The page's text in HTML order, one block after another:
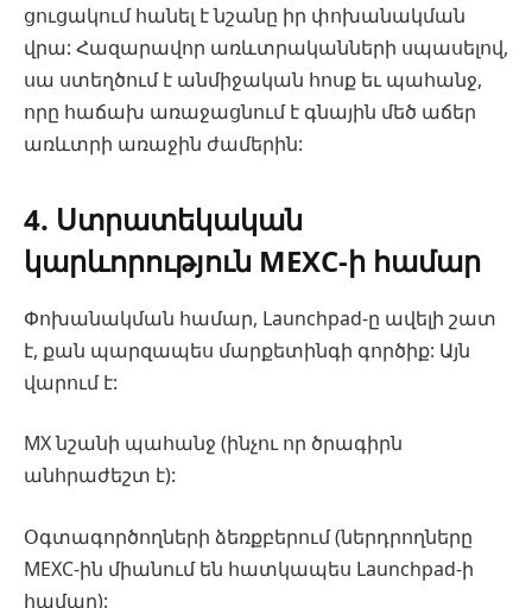
ցուցակում հանել է նշանը իր փոխանակման
վրա: Հազարավոր առևտրականների սպասելով,
սա ստեղծում է անմիջական հոսք եւ պահանջ,
որը հաճախ առաջացնում է գնային մեծ աճեր
առևտրի առաջին ժամերին:
4. Ստրատեկական
կարևորություն MEXC-ի համար
Փոխանակման համար, Launchpad-ը ավելի շատ
է, քան պարզապես մարքետինգի գործիք: Այն
վարում է:
MX նշանի պահանջ (ինչու որ ծրագիրն
անհրաժեշտ է):
Օգտագործողների ձեռքբերում (ներդրողները
MEXC-ին միանում են հատկապես Launchpad-ի
համար):